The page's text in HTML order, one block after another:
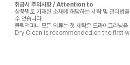
취급시 주의사항 / Attention to
상품별로 기재된 소재에 해당하는 세탁 및 관리법
수 있습니다.
클릭앤퍼니 모든 의류는 첫 세탁은 드라이크리닝을
Dry Clean is recommended on the first